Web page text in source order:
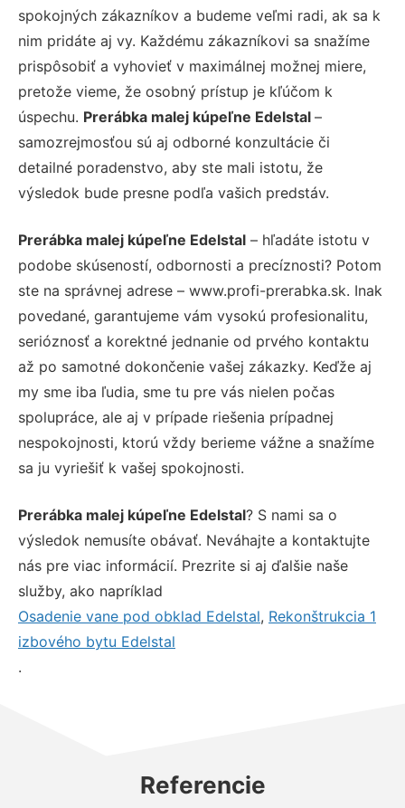
spokojných zákazníkov a budeme veľmi radi, ak sa k
nim pridáte aj vy. Každému zákazníkovi sa snažíme
prispôsobiť a vyhovieť v maximálnej možnej miere,
pretože vieme, že osobný prístup je kľúčom k
úspechu. Prerábka malej kúpeľne Edelstal –
samozrejmosťou sú aj odborné konzultácie či
detailné poradenstvo, aby ste mali istotu, že
výsledok bude presne podľa vašich predstáv.
Prerábka malej kúpeľne Edelstal – hľadáte istotu v
podobe skúseností, odbornosti a precíznosti? Potom
ste na správnej adrese – www.profi-prerabka.sk. Inak
povedané, garantujeme vám vysokú profesionalitu,
serióznosť a korektné jednanie od prvého kontaktu
až po samotné dokončenie vašej zákazky. Keďže aj
my sme iba ľudia, sme tu pre vás nielen počas
spolupráce, ale aj v prípade riešenia prípadnej
nespokojnosti, ktorú vždy berieme vážne a snažíme
sa ju vyriešiť k vašej spokojnosti.
Prerábka malej kúpeľne Edelstal? S nami sa o
výsledok nemusíte obávať. Neváhajte a kontaktujte
nás pre viac informácií. Prezrite si aj ďalšie naše
služby, ako napríklad
Osadenie vane pod obklad Edelstal, Rekonštrukcia 1
izbového bytu Edelstal
.
Referencie